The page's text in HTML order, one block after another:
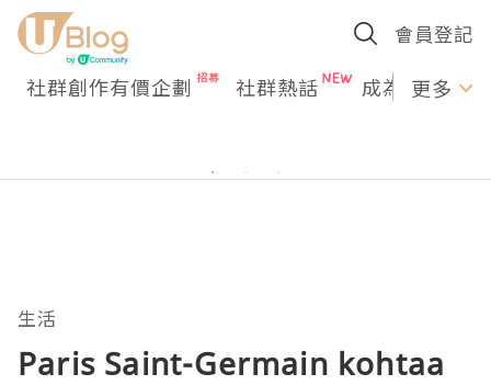
會員登記
社群創作有價企劃 社群熱話 成為U更多
生活
Paris Saint-Germain kohtaa